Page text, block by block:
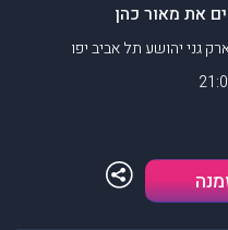
את מאור כהן
גני יהושע תל אביב יפו